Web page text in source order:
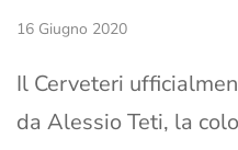
16 Giugno 2020
Il Cerveteri
da Alessio Teti, la